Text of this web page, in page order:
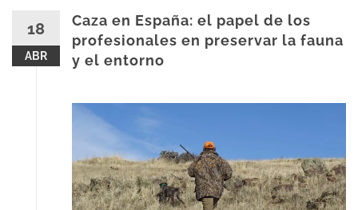
18
ABR
Caza en España: el papel de los
profesionales en preservar la fauna
y el entorno